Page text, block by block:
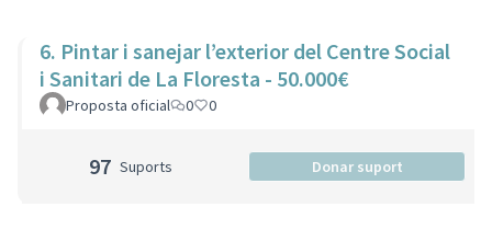
6. Pintar i sanejar l’exterior del Centre Social
i Sanitari de La Floresta - 50.000€
Proposta oficial 0 0
97 Suports Donar suport